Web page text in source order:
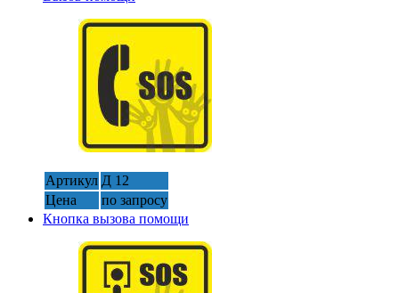
Артикул Д 12
Цена
по запросу
Кнопка вызова помощи